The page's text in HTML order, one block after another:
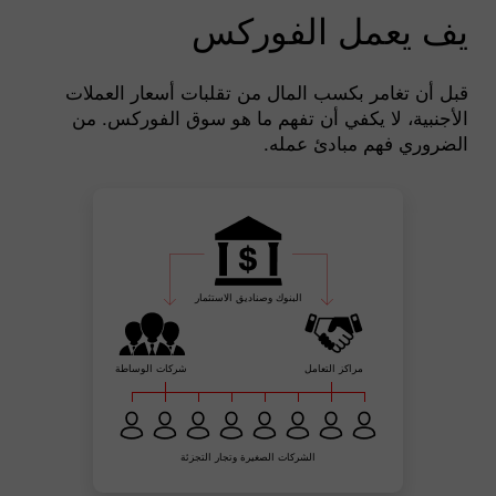
يف يعمل الفوركس
قبل أن تغامر بكسب المال من تقلبات أسعار العملات
الأجنبية، لا يكفي أن تفهم ما هو سوق الفوركس. من
الضروري فهم مبادئ عمله.
البنوك وصناديق الاستثمار
مراكز التعامل شركات الوساطة
الشركات الصغيرة وتجار التجزئة